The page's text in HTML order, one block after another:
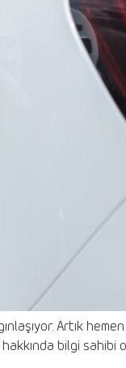
Artık
bilgi